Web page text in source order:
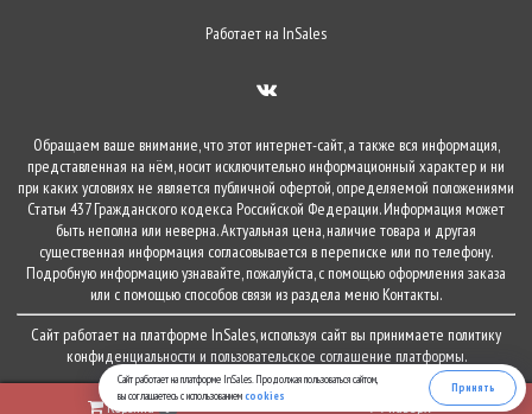
Работает на InSales
Обращаем ваше внимание, что этот интернет-сайт, а также вся информация,
представленная на нём, носит исключительно информационный характер и ни
при каких условиях не является публичной офертой, определяемой положениями
Статьи 437 Гражданского кодекса Российской Федерации. Информация может
быть неполна или неверна. Актуальная цена, наличие товара и другая
существенная информация согласовывается в переписке или по телефону.
Подробную информацию узнавайте, пожалуйста, с помощью оформления заказа
или с помощью способов связи из раздела меню Контакты.
Сайт работает на платформе InSales, используя сайт вы принимаете политику
конфиденциальности и пользовательское соглашение платформы.
Сайт работает на платформе InSales. Продолжая пользоваться сайтом,
вы соглашаетесь с использованиемcookies
Принять
Корзина 0 наверх